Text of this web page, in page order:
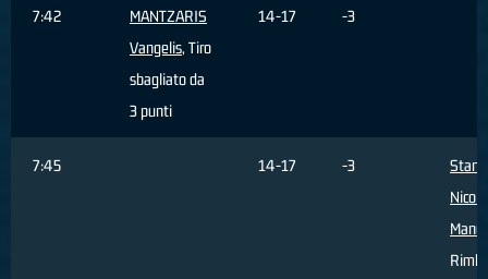
7:42
MANTZARIS
Vangelis, Tiro
sbagliato da
3 punti
14-17 -3
7:45 14-17 -3
Stanic